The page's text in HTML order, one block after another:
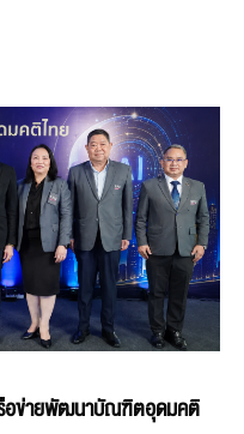
รือข่ายพัฒนาบัณฑิตอุดมคติ